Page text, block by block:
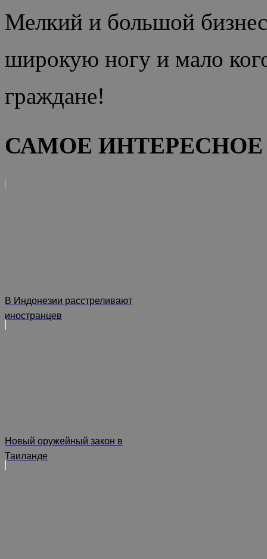
Мелкий и большой
широкую ногу и мало
граждане!
САМОЕ ИНТЕРЕСНОЕ
В Индонезии расстреливают
иностранцев
Новый оружейный закон в
Таиланде